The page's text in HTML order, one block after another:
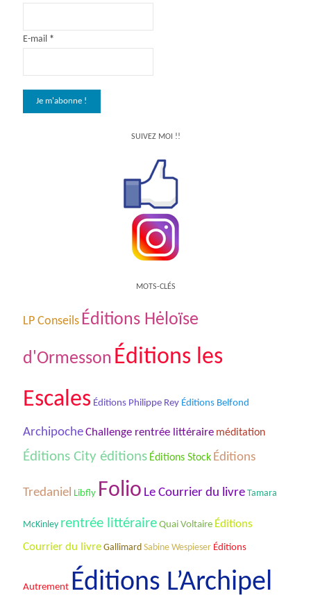
E-mail *
SUIVEZ MOI !!
MOTS-CLÉS
LP Conseils Éditions Hėloïse
d'Ormesson Éditions les
Escales Éditions Philippe Rey Éditions Belfond
ArchipocheChallenge rentrée littéraire méditation
Éditions City éditions Éditions Stock Éditions
Tredaniel Libfly Folio Le Courrier du livre Tamara
McKinley rentrée littéraire Quai Voltaire Éditions
Courrier du livre Gallimard Sabine Wespieser Éditions
Autrement Éditions L’Archipel